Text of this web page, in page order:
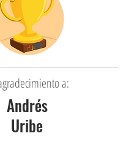
a:
Andrés
Uribe